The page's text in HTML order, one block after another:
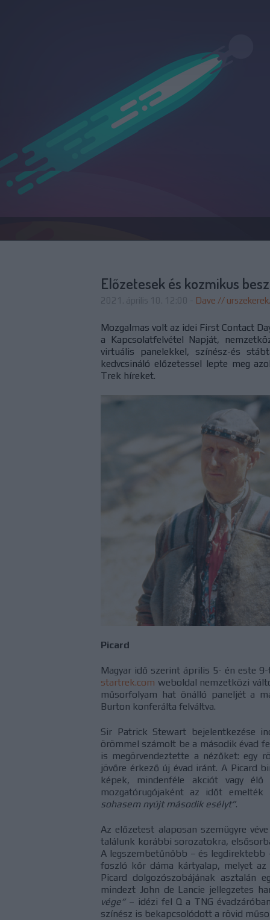
Előzetesek és kozmikus
Dave //
Mozgalmas volt az idei First Contact
a Kapcsolatfelvétel Napját,
virtuális panelekkel, színész-és
kedvcsináló előzetessel lepte meg
Trek híreket.
Picard
Magyar idő szerint április 5- én este
startrek.com weboldal nemzetközi
műsorfolyam hat önálló paneljét a
Burton konferálta felváltva.
Sir Patrick Stewart bejelentkezése
örömmel számolt be a második évad
is megörvendeztette a nézőket: egy
jövőre érkező új évad iránt. A Picard
képek, mindenféle akciót vagy
mozgatórugójaként az időt emelték
sohasem nyújt második esélyt”.
Az előzetest alaposan szemügyre
találunk korábbi sorozatokra,
A legszembetűnőbb – és legdirektebb
foszló kőr dáma kártyalap, melyet
Picard dolgozószobájának asztalán
mindezt John de Lancie jellegzetes
vége”– idézi fel Q a TNG
színész is bekapcsolódott a rövid